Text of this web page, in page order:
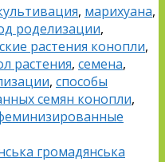
, марихуана,
роделизации,
растения конопли,
растения, семена,
, способы
семян конопли,
громадянська